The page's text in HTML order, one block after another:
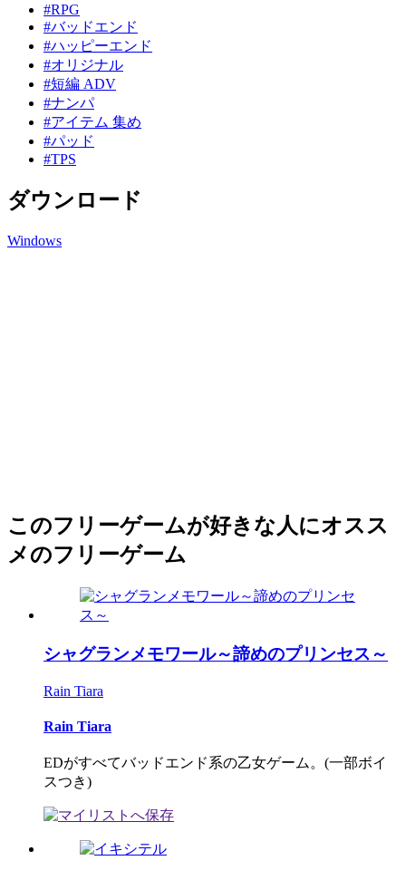
#RPG
#バッドエンド
#ハッピーエンド
#オリジナル
#短編 ADV
#ナンパ
#アイテム 集め
#パッド
#TPS
ダウンロード
Windows
このフリーゲームが好きな人にオスス
メのフリーゲーム
シャグランメモワール～諦めのプリンセス～
Rain Tiara
Rain Tiara
EDがすべてバッドエンド系の乙女ゲーム。(一部ボイ
スつき)